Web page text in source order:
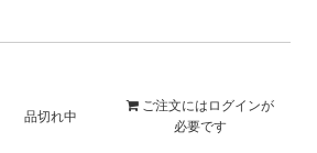
品切れ中
ご注文には ログインが
必要です